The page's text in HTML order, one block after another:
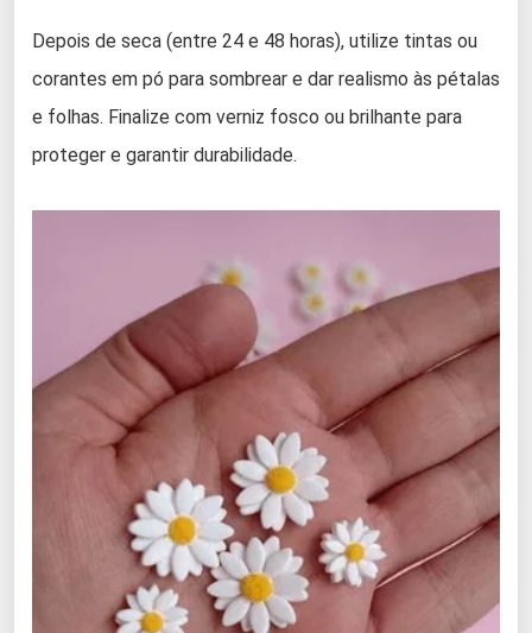
Depois de seca (entre 24 e 48 horas), utilize tintas ou
corantes em pó para sombrear e dar realismo às pétalas
e folhas. Finalize com verniz fosco ou brilhante para
proteger e garantir durabilidade.